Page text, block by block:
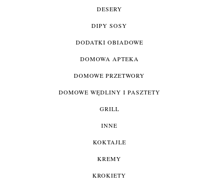
DESERY
DIPY SOSY
DODATKI OBIADOWE
DOMOWA APTEKA
DOMOWE PRZETWORY
DOMOWE WĘDLINY I PASZTETY
GRILL
INNE
KOKTAJLE
KREMY
KROKIETY